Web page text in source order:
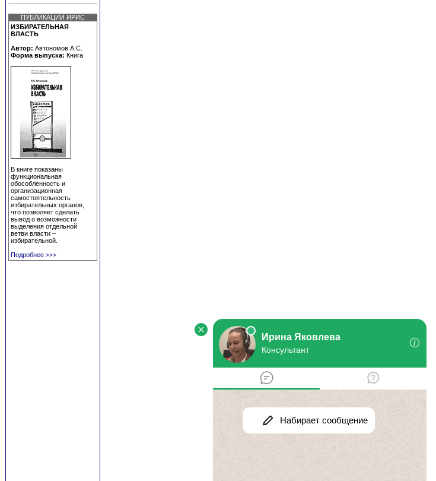
ПУБЛИКАЦИИ ИРИС
ИЗБИРАТЕЛЬНАЯ
ВЛАСТЬ
Автор: Автономов А.С.
Форма выпуска: Книга
В книге показаны
функциональная
обособленность и
организационная
самостоятельность
избирательных органов,
что позволяет сделать
вывод о возможности
выделения отдельной
ветви власти –
избирательной.
Подробнее >>>